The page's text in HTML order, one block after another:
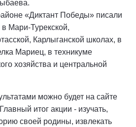
«Диктант Победы» писали
Мари-Турекской,
Карлыганской школах, в
Мариец, в техникуме
хозяйства и центральной
можно будет на сайте
итог акции - изучать,
своей родины, извлекать